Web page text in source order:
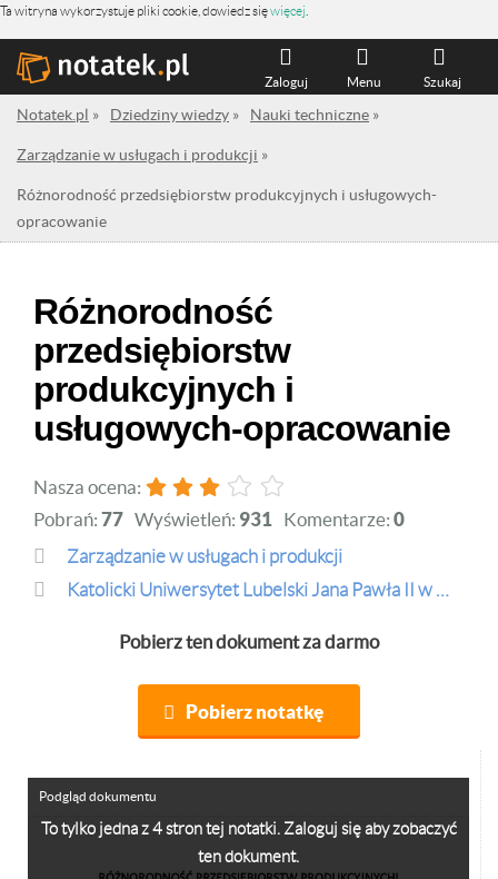
Ta witryna wykorzystuje pliki cookie, dowiedz sięwięcej
Szukaj
Menu
Zaloguj
Notatek.pl » Dziedziny wiedzy » Nauki techniczne »
Zarządzanie w usługach i produkcji »
Różnorodność przedsiębiorstw produkcyjnych i usługowych-
opracowanie
Różnorodność
przedsiębiorstw
produkcyjnych i
usługowych-opracowanie
Nasza ocena:
Pobrań: 77 Wyświetleń: 931 Komentarze: 0
Zarządzanie w usługach i produkcji
Katolicki Uniwersytet Lubelski Jana Pawła II w Lublinie
Pobierz ten dokument za darmo
Pobierz notatkę
To tylko jedna z 4 stron tej notatki. Zaloguj się aby zobaczyć
ten dokument.
Podgląd dokumentu